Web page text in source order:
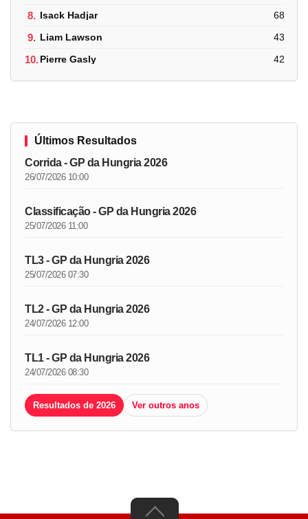
8. Isack Hadjar 68
9. Liam Lawson 43
10.Pierre Gasly 42
Últimos Resultados
Corrida - GP da Hungria 2026
26/07/2026 10:00
Classificação - GP da Hungria 2026
25/07/2026 11:00
TL3 - GP da Hungria 2026
25/07/2026 07:30
TL2 - GP da Hungria 2026
24/07/2026 12:00
TL1 - GP da Hungria 2026
24/07/2026 08:30
Resultados de 2026 Ver outros anos